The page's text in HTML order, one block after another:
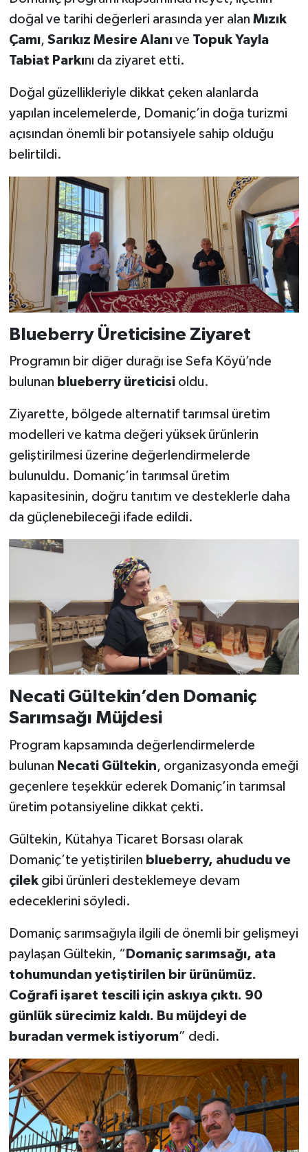
doğal ve tarihi değerleri arasında yer alan Mızık
Çamı, Sarıkız Mesire Alanıve Topuk Yayla
Tabiat Parkını da ziyaret etti.
Doğal güzellikleriyle dikkat çeken alanlarda
yapılan incelemelerde, Domaniç’in doğa turizmi
açısından önemli bir potansiyele sahip olduğu
belirtildi.
Blueberry Üreticisine Ziyaret
Programın bir diğer durağı ise Sefa Köyü’nde
bulunan blueberry üreticisioldu.
Ziyarette, bölgede alternatif tarımsal üretim
modelleri ve katma değeri yüksek ürünlerin
geliştirilmesi üzerine değerlendirmelerde
bulunuldu. Domaniç’in tarımsal üretim
kapasitesinin, doğru tanıtım ve desteklerle daha
da güçlenebileceği ifade edildi.
Necati Gültekin’den Domaniç
Sarımsağı Müjdesi
Program kapsamında değerlendirmelerde
bulunan Necati Gültekin, organizasyonda emeği
geçenlere teşekkür ederek Domaniç’in tarımsal
üretim potansiyeline dikkat çekti.
Gültekin, Kütahya Ticaret Borsası olarak
Domaniç’te yetiştirilen blueberry, ahududu ve
çilekgibi ürünleri desteklemeye devam
edeceklerini söyledi.
Domaniç sarımsağıyla ilgili de önemli bir gelişmeyi
paylaşan Gültekin, “ Domaniç sarımsağı, ata
tohumundan yetiştirilen bir ürünümüz.
Coğrafi işaret tescili için askıya çıktı. 90
günlük sürecimiz kaldı. Bu müjdeyi de
buradan vermek istiyorum” dedi.